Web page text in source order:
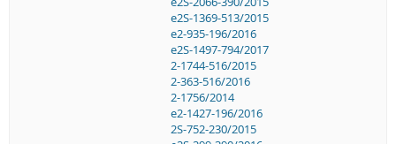
e2S-1369-513/2015
e2-935-196/2016
e2S-1497-794/2017
2-1744-516/2015
2-363-516/2016
2-1756/2014
e2-1427-196/2016
2S-752-230/2015